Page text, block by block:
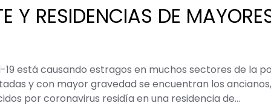
Y RESIDENCIAS DE
está causando estragos en muchos sectores de la
y con mayor gravedad se encuentran los
por coronavirus residía en una residencia de…